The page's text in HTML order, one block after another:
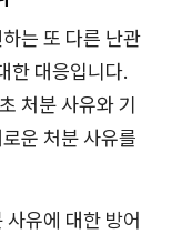
는 또 다른 난관
한 대응입니다.
처분 사유와 기
운 처분 사유를
유에 대한 방어